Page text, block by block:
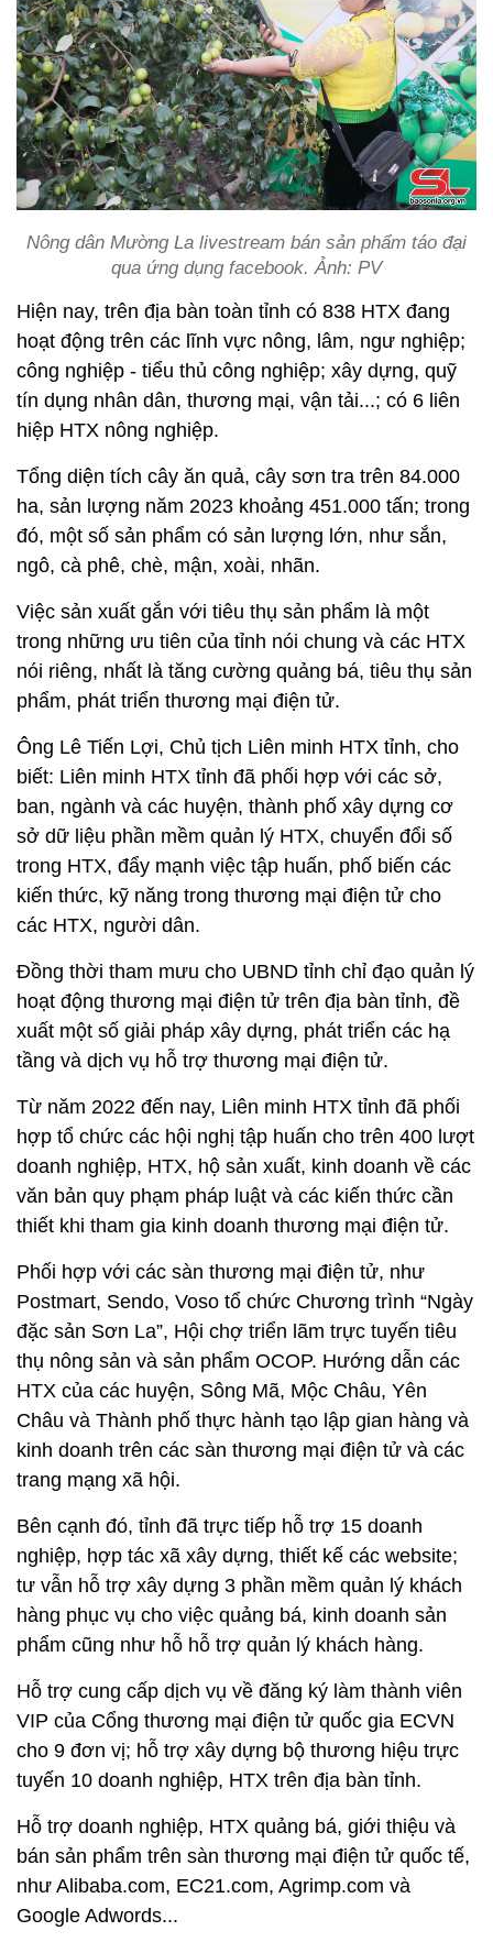
Nông dân Mường La livestream bán sản phẩm táo đại
qua ứng dụng facebook. Ảnh: PV
Hiện nay, trên địa bàn toàn tỉnh có 838 HTX đang
hoạt động trên các lĩnh vực nông, lâm, ngư nghiệp;
công nghiệp - tiểu thủ công nghiệp; xây dựng, quỹ
tín dụng nhân dân, thương mại, vận tải...; có 6 liên
hiệp HTX nông nghiệp.
Tổng diện tích cây ăn quả, cây sơn tra trên 84.000
ha, sản lượng năm 2023 khoảng 451.000 tấn; trong
đó, một số sản phẩm có sản lượng lớn, như sắn,
ngô, cà phê, chè, mận, xoài, nhãn.
Việc sản xuất gắn với tiêu thụ sản phẩm là một
trong những ưu tiên của tỉnh nói chung và các HTX
nói riêng, nhất là tăng cường quảng bá, tiêu thụ sản
phẩm, phát triển thương mại điện tử.
Ông Lê Tiến Lợi, Chủ tịch Liên minh HTX tỉnh, cho
biết: Liên minh HTX tỉnh đã phối hợp với các sở,
ban, ngành và các huyện, thành phố xây dựng cơ
sở dữ liệu phần mềm quản lý HTX, chuyển đổi số
trong HTX, đẩy mạnh việc tập huấn, phố biến các
kiến thức, kỹ năng trong thương mại điện tử cho
các HTX, người dân.
Đồng thời tham mưu cho UBND tỉnh chỉ đạo quản lý
hoạt động thương mại điện tử trên địa bàn tỉnh, đề
xuất một số giải pháp xây dựng, phát triển các hạ
tầng và dịch vụ hỗ trợ thương mại điện tử.
Từ năm 2022 đến nay, Liên minh HTX tỉnh đã phối
hợp tổ chức các hội nghị tập huấn cho trên 400 lượt
doanh nghiệp, HTX, hộ sản xuất, kinh doanh về các
văn bản quy phạm pháp luật và các kiến thức cần
thiết khi tham gia kinh doanh thương mại điện tử.
Phối hợp với các sàn thương mại điện tử, như
Postmart, Sendo, Voso tổ chức Chương trình “Ngày
đặc sản Sơn La”, Hội chợ triển lãm trực tuyến tiêu
thụ nông sản và sản phẩm OCOP. Hướng dẫn các
HTX của các huyện, Sông Mã, Mộc Châu, Yên
Châu và Thành phố thực hành tạo lập gian hàng và
kinh doanh trên các sàn thương mại điện tử và các
trang mạng xã hội.
Bên cạnh đó, tỉnh đã trực tiếp hỗ trợ 15 doanh
nghiệp, hợp tác xã xây dựng, thiết kế các website;
tư vẫn hỗ trợ xây dựng 3 phần mềm quản lý khách
hàng phục vụ cho việc quảng bá, kinh doanh sản
phẩm cũng như hỗ hỗ trợ quản lý khách hàng.
Hỗ trợ cung cấp dịch vụ về đăng ký làm thành viên
VIP của Cổng thương mại điện tử quốc gia ECVN
cho 9 đơn vị; hỗ trợ xây dựng bộ thương hiệu trực
tuyến 10 doanh nghiệp, HTX trên địa bàn tỉnh.
Hỗ trợ doanh nghiệp, HTX quảng bá, giới thiệu và
bán sản phẩm trên sàn thương mại điện tử quốc tế,
như Alibaba.com, EC21.com, Agrimp.com và
Google Adwords...